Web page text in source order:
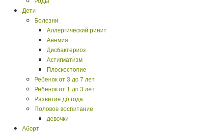
Дети
Болезни
Аллергический ринит
Анемия
Дисбактериоз
Астигматизм
Плоскостопие
Ребенок от 3 до 7 лет
Ребенок от 1 до 3 лет
Развитие до года
Половое воспитание
девочки
Аборт